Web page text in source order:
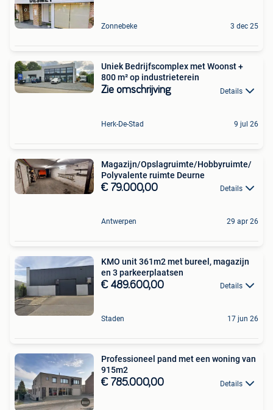
Zonnebeke 3 dec 25
Uniek Bedrijfscomplex met Woonst +
800 m² op industrieterein
Zie omschrijving Details
Herk-De-Stad 9 jul 26
Magazijn/Opslagruimte/Hobbyruimte/
Polyvalente ruimte Deurne
€ 79.000,00 Details
Antwerpen 29 apr 26
KMO unit 361m2 met bureel, magazijn
en 3 parkeerplaatsen
€ 489.600,00 Details
Staden 17 jun 26
Professioneel pand met een woning van
915m2
€ 785.000,00 Details